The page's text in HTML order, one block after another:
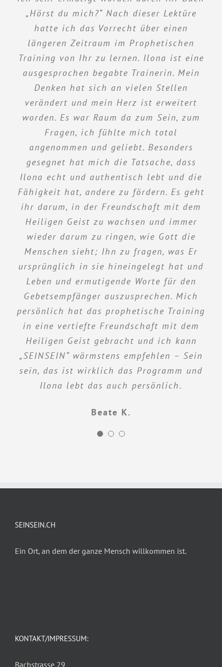
„Hörst du mich?“ Nach dieser Lektüre
hatte ich das Vorrecht über einen
längeren Zeitraum im Prophetischen
Training von Ihr zu lernen. Ilona ist eine
ausgesprochen begabte Trainerin. Mein
Denken hat sich an vielen Stellen
verändert und mein Herz ist erweitert
worden. Es war Raum da zum Sein, zum
Fragen, ich fühlte mich total
angenommen und geliebt. Besonders
gesegnet hat mich die Tatsache, dass
Ilona echt und authentisch lebt und die
Fähigkeit hat, andere zu fördern. Es geht
ihr darum, in der Freundschaft mit dem
Heiligen Geist zu wachsen und immer
wieder darum zu ringen, wie Gott die
Menschen sieht; Ihn zu fragen, was Er
ursprünglich in sie hineingelegt hat und
Leben und ermutigende Worte für den
Gebetsempfänger auszusprechen. Mich
persönlich hat das prophetische Training
in eine vertiefte Freundschaft mit dem
Heiligen Geist gebracht und ich kann
„SEINSEIN“ wärmstens empfehlen – Sein
sein, das ist wirklich das Programm und
Ilona lebt das auch persönlich.
Beate K.
Leiterinnen erlebt. Ich würde mich ihnen
jederzeit wieder anvertrauen.
Karsten G.
bewegenden Themen; sie lebt das Leben
intensiv und lässt einen an ihren
persönlichen Erfahrungen teilhaben. Auf
eine liebevolle, wertschätzende, ehrliche,
sensible, humorvolle und sehr
tiefgründige Art begleitete sie mich
während eines Jahrs zum Thema
Prophetie. Ich durfte näher an Gottes
Herz wachsen und seine Liebe auf eine
vielfältige Art neu erleben. Chrissi – ihr
„Out of the box“-Denken und Sein, ihre
authentische und ehrliche Art, wie sie
über ihre persönlichen Erfahrungen
spricht, macht hungrig danach, Gott
selber noch näher zu kommen.
Judith S.
SEINSEIN.CH
Ein Ort, an dem der ganze Mensch willkommen ist.
KONTAKT/IMPRESSUM:
Bachstrasse 29